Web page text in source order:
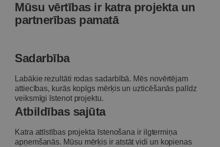
Mūsu vērtības ir katra projekta un
partnerības pamatā
Sadarbība
Labākie rezultāti rodas sadarbībā. Mēs novērtējam
attiecības, kurās kopīgs mērķis un uzticēšanās palīdz
veiksmīgi īstenot projektu.
Atbildības sajūta
Katra attīstības projekta īstenošana ir ilgtermiņa
apņemšanās. Mūsu mērķis ir atstāt vidi un kopienas